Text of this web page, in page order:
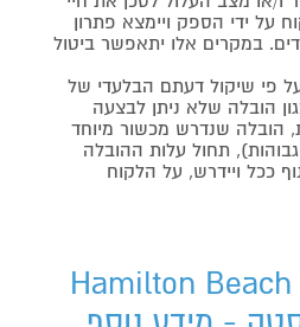
על ידי הספק ויימצא פתרון
במקרים אלו יתאפשר ביטול
פי שיקול דעתם הבלעדי של
הובלה שלא ניתן לבצעה
הובלה שנדרש מכשור מיוחד
תחול עלות ההובלה
ככל ויידרש, על הלקוח
קומקום 1.7 ליטר Hamilton Beach